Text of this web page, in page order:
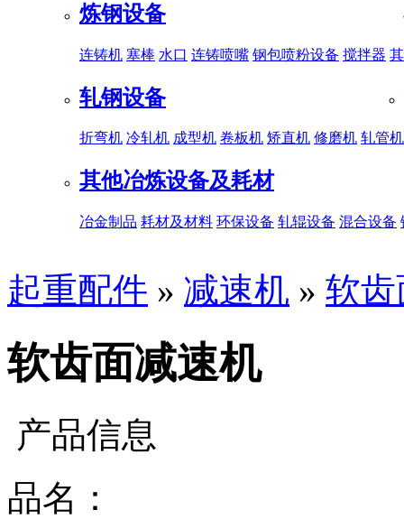
炼钢设备
连铸机 塞棒 水口 连铸喷嘴 钢包喷粉设备 搅拌器
轧钢设备
折弯机 冷轧机 成型机 卷板机 矫直机 修磨机 轧管机
其他冶炼设备及耗材
冶金制品 耗材及材料 环保设备 轧辊设备 混合设备
起重配件 » 减速机 » 软
软齿面减速机
产品信息
品名：